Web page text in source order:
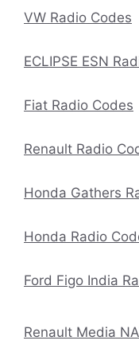
VW Radio Codes
ECLIPSE ESN
Fiat Radio Codes
Renault Radio
Honda Gathers
Honda Radio
Ford Figo India
Renault Media